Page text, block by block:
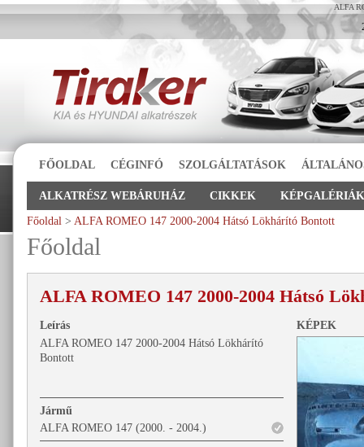
ALFA
FŐOLDAL CÉGINFÓ SZOLGÁLTATÁSOK
ALKATRÉSZ WEBÁRUHÁZ CIKKEK KÉPGALÉRIÁK
Főoldal > ALFA ROMEO 147 2000-2004 Hátsó Lökhárító Bontott
Főoldal
ALFA ROMEO 147 2000-2004 Hátsó
KÉPEK
Leírás
ALFA ROMEO 147 2000-2004 Hátsó Lökhárító
Bontott
Jármű
ALFA ROMEO 147 (2000. - 2004.)